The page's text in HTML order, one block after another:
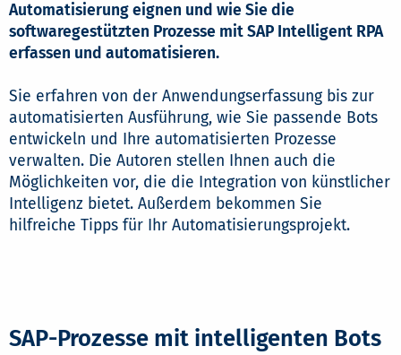
Automatisierung eignen und wie Sie die
softwaregestützten Prozesse mit SAP Intelligent RPA
erfassen und automatisieren.
Sie erfahren von der Anwendungserfassung bis zur
automatisierten Ausführung, wie Sie passende Bots
entwickeln und Ihre automatisierten Prozesse
verwalten. Die Autoren stellen Ihnen auch die
Möglichkeiten vor, die die Integration von künstlicher
Intelligenz bietet. Außerdem bekommen Sie
hilfreiche Tipps für Ihr Automatisierungsprojekt.
SAP-Prozesse mit intelligenten Bots